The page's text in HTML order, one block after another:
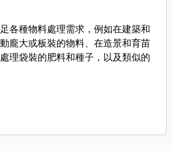
各種物料處理需求，例如在建築和
龐大或板裝的物料、在造景和育苗
理袋裝的肥料和種子，以及類似的